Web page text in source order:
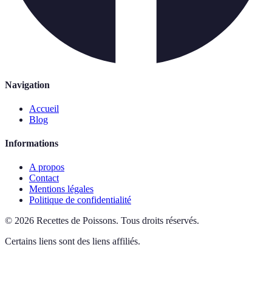
Navigation
Accueil
Blog
Informations
A propos
Contact
Mentions légales
Politique de confidentialité
© 2026 Recettes de Poissons. Tous droits réservés.
Certains liens sont des liens affiliés.